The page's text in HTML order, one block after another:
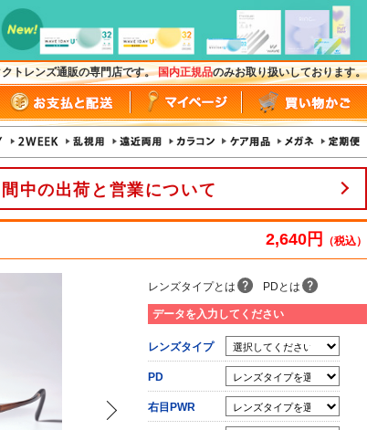
トレンズ通販の専門店です。国内正規品のみお取り扱いしております。
中の出荷と営業について
2,640円 （税込）
レンズタイプとは PDとは
データを入力してください
レンズタイプ
PD
右目PWR